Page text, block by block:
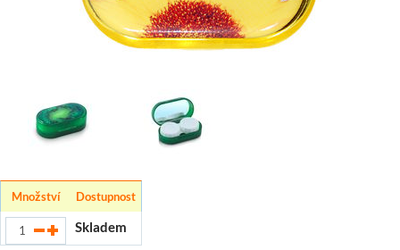
Množství Dostupnost
Skladem